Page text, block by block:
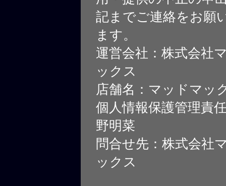
記までご連絡をお願
ます。
運営会社：株式会社
ックス
店舗名：マッドマッ
個人情報保護管理責
野明菜
問合せ先：株式会社
ックス